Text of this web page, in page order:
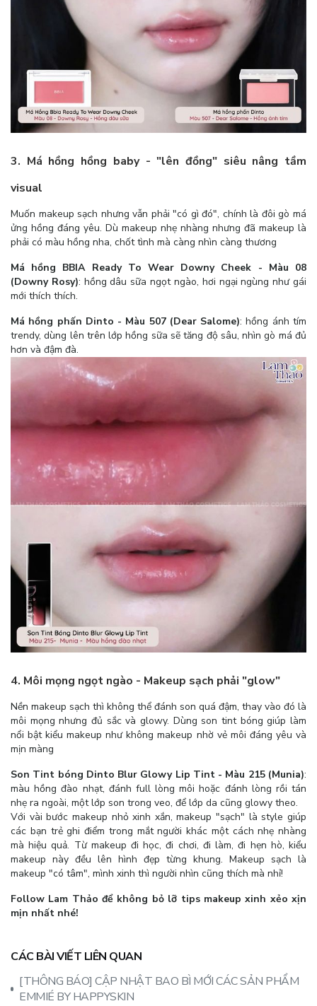
3. Má hồng hồng baby - "lên đồng" siêu nâng tầm
visual
Muốn makeup sạch nhưng vẫn phải "có gì đó", chính là đôi gò má
ửng hồng đáng yêu. Dù makeup nhẹ nhàng nhưng đã makeup là
phải có màu hồng nha, chốt tình mà càng nhìn càng thương
Má hồng BBIA Ready To Wear Downy Cheek - Màu 08
(Downy Rosy): hồng dâu sữa ngọt ngào, hơi ngại ngùng như gái
mới thích thích.
Má hồng phấn Dinto - Màu 507 (Dear Salome): hồng ánh tím
trendy, dùng lên trên lớp hồng sữa sẽ tăng độ sâu, nhìn gò má đủ
hơn và đậm đà.
4. Môi mọng ngọt ngào - Makeup sạch phải "glow"
Nền makeup sạch thì không thể đánh son quá đậm, thay vào đó là
môi mọng nhưng đủ sắc và glowy. Dùng son tint bóng giúp làm
nổi bật kiểu makeup như không makeup nhờ vẻ môi đáng yêu và
mịn màng
Son Tint bóng Dinto Blur Glowy Lip Tint - Màu 215 (Munia):
màu hồng đào nhạt, đánh full lòng môi hoặc đánh lòng rồi tán
nhẹ ra ngoài, một lớp son trong veo, để lớp da cũng glowy theo.
Với vài bước makeup nhỏ xinh xắn, makeup "sạch" là style giúp
các bạn trẻ ghi điểm trong mắt người khác một cách nhẹ nhàng
mà hiệu quả. Từ makeup đi học, đi chơi, đi làm, đi hẹn hò, kiểu
makeup này đều lên hình đẹp từng khung. Makeup sạch là
makeup "có tâm", mình xinh thì người nhìn cũng thích mà nhỉ!
Follow Lam Thảo để không bỏ lỡ tips makeup xinh xẻo xịn
mịn nhất nhé!
CÁC BÀI VIẾT LIÊN QUAN
[THÔNG BÁO] CẬP NHẬT BAO BÌ MỚI CÁC SẢN PHẨM
EMMIÉ BY HAPPYSKIN